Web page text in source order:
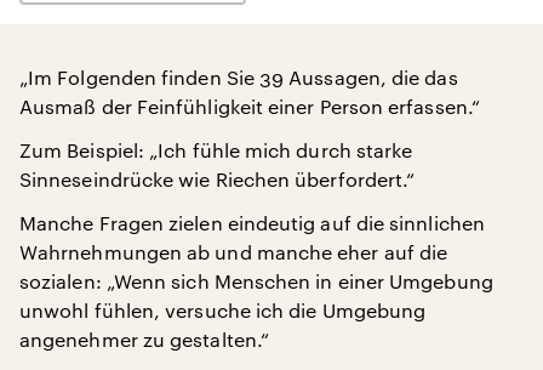
„Im Folgenden finden Sie 39 Aussagen, die das
Ausmaß der Feinfühligkeit einer Person erfassen.“
Zum Beispiel: „Ich fühle mich durch starke
Sinneseindrücke wie Riechen überfordert.“
Manche Fragen zielen eindeutig auf die sinnlichen
Wahrnehmungen ab und manche eher auf die
sozialen: „Wenn sich Menschen in einer Umgebung
unwohl fühlen, versuche ich die Umgebung
angenehmer zu gestalten.“